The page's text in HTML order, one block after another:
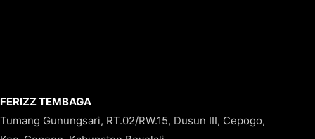
FERIZZ TEMBAGA
Tumang Gunungsari, RT.02/RW.15, Dusun III, Cepogo,